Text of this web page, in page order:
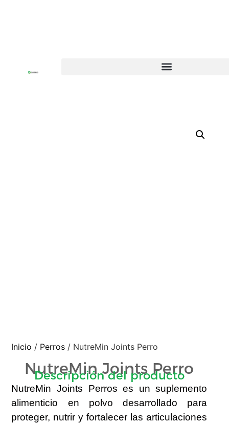
Inicio / Perros / NutreMin Joints Perro
NutreMin Joints Perro
Descripción del producto
NutreMin Joints Perros es un suplemento
alimenticio en polvo desarrollado para
proteger, nutrir y fortalecer las articulaciones